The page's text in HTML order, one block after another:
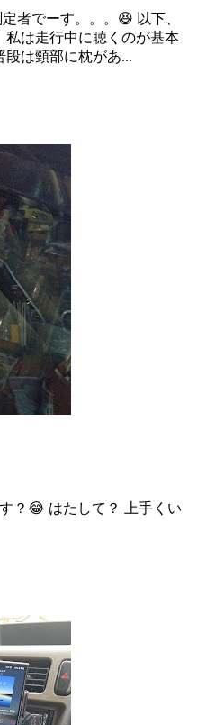
者でーす。。。😆 以下、
私は走行中に聴くのが基本
は頸部に枕があ...
？😂 はたして？ 上手くい